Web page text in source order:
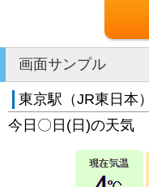
画面サンプル
東京駅（JR東日本）
今日〇日(日)の天気